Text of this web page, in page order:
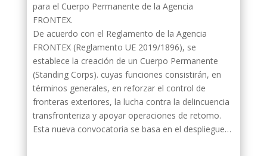
para el Cuerpo Permanente de la Agencia
FRONTEX.
De acuerdo con el Reglamento de la Agencia
FRONTEX (Reglamento UE 2019/1896), se
establece la creación de un Cuerpo Permanente
(Standing Corps). cuyas funciones consistirán, en
términos generales, en reforzar el control de
fronteras exteriores, la lucha contra la delincuencia
transfronteriza y apoyar operaciones de retomo.
Esta nueva convocatoria se basa en el despliegue…